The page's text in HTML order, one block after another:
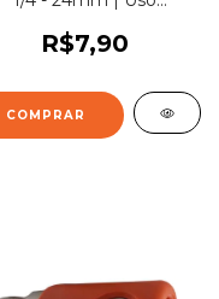
R$7,90